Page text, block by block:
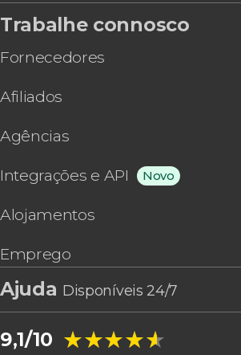
Trabalhe connosco
Fornecedores
Afiliados
Agências
Integrações e API Novo
Alojamentos
Emprego
Ajuda Disponíveis 24/7
9,1/10 ★★★★★
★★★★★